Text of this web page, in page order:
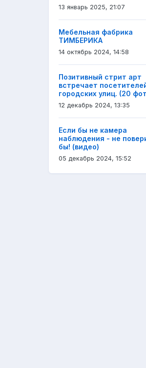
13 январь 2025, 21:07
Мебельная фабрика
ТИМБЕРИКА
14 октябрь 2024, 14:58
Позитивный стрит арт
встречает
городских улиц. (20
12 декабрь 2024, 13:35
Если бы не камера
наблюдения - не
бы! (видео)
05 декабрь 2024, 15:52